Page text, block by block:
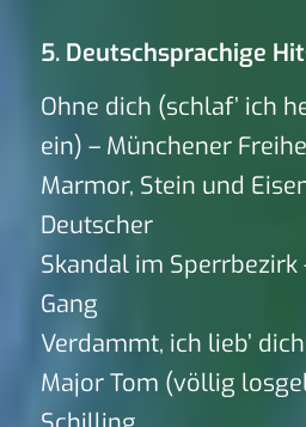
5. Deutschsprachige
Ohne dich (schlaf’ ich
ein) – Münchener
Marmor, Stein und
Deutscher
Skandal im
Gang
Verdammt, ich lieb’
Major Tom (völlig